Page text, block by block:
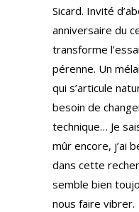
Sicard. Invité
anniversaire du
transforme
pérenne. Un
qui s’articule
besoin de
technique… Je
mûr encore, j’ai
dans cette
semble bien
nous faire vibrer.